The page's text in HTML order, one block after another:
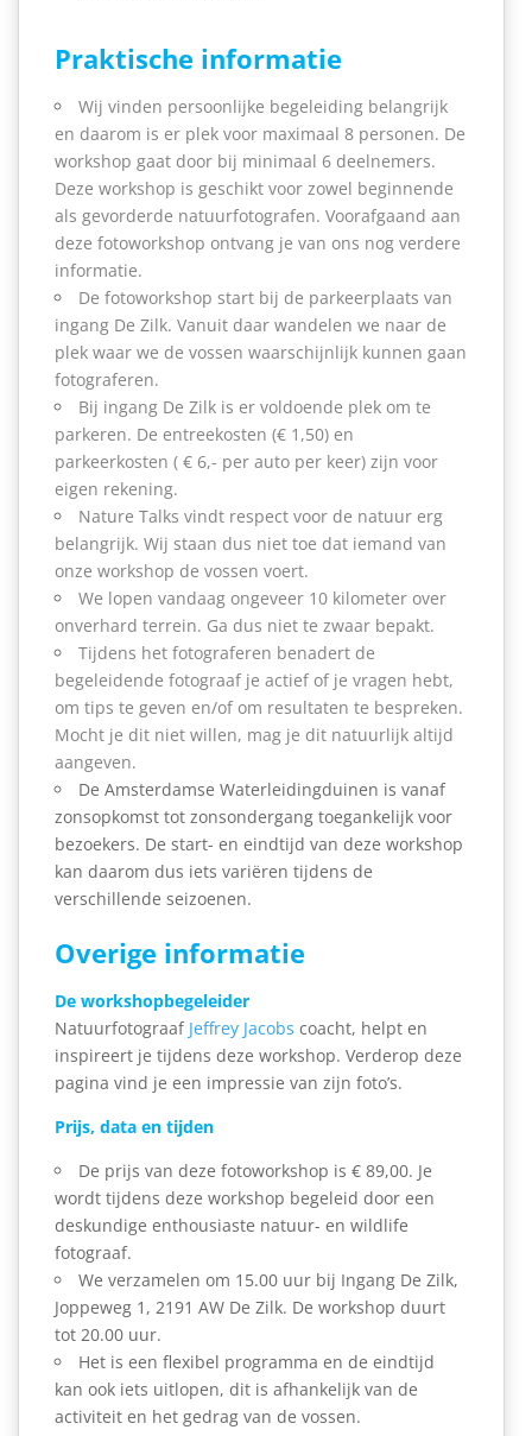
Praktische informatie
Wij vinden persoonlijke begeleiding belangrijk
en daarom is er plek voor maximaal 8 personen. De
workshop gaat door bij minimaal 6 deelnemers.
Deze workshop is geschikt voor zowel beginnende
als gevorderde natuurfotografen. Voorafgaand aan
deze fotoworkshop ontvang je van ons nog verdere
informatie.
De fotoworkshop start bij de parkeerplaats van
ingang De Zilk. Vanuit daar wandelen we naar de
plek waar we de vossen waarschijnlijk kunnen gaan
fotograferen.
Bij ingang De Zilk is er voldoende plek om te
parkeren. De entreekosten (€ 1,50) en
parkeerkosten ( € 6,- per auto per keer) zijn voor
eigen rekening.
Nature Talks vindt respect voor de natuur erg
belangrijk. Wij staan dus niet toe dat iemand van
onze workshop de vossen voert.
We lopen vandaag ongeveer 10 kilometer over
onverhard terrein. Ga dus niet te zwaar bepakt.
Tijdens het fotograferen benadert de
begeleidende fotograaf je actief of je vragen hebt,
om tips te geven en/of om resultaten te bespreken.
Mocht je dit niet willen, mag je dit natuurlijk altijd
aangeven.
De Amsterdamse Waterleidingduinen is vanaf
zonsopkomst tot zonsondergang toegankelijk voor
bezoekers. De start- en eindtijd van deze workshop
kan daarom dus iets variëren tijdens de
verschillende seizoenen.
Overige informatie
De workshopbegeleider
Natuurfotograaf Jeffrey Jacobs coacht, helpt en
inspireert je tijdens deze workshop. Verderop deze
pagina vind je een impressie van zijn foto’s.
Prijs, data en tijden
De prijs van deze fotoworkshop is € 89,00. Je
wordt tijdens deze workshop begeleid door een
deskundige enthousiaste natuur- en wildlife
fotograaf.
We verzamelen om 15.00 uur bij Ingang De Zilk,
Joppeweg 1, 2191 AW De Zilk. De workshop duurt
tot 20.00 uur.
Het is een flexibel programma en de eindtijd
kan ook iets uitlopen, dit is afhankelijk van de
activiteit en het gedrag van de vossen.